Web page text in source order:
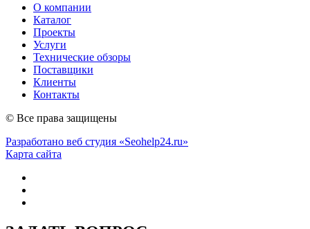
О компании
Каталог
Проекты
Услуги
Технические обзоры
Поставщики
Клиенты
Контакты
© Все права защищены
Разработано веб студия «Seohelp24.ru»
Карта сайта